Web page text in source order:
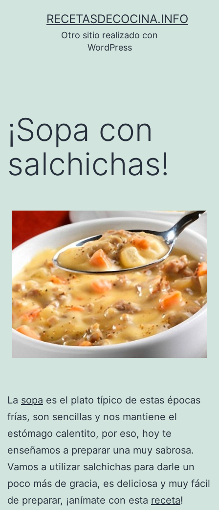
RECETASDECOCINA.INFO
Otro sitio realizado con
WordPress
¡Sopa con
salchichas!
La sopa es el plato típico de estas épocas
frías, son sencillas y nos mantiene el
estómago calentito, por eso, hoy te
enseñamos a preparar una muy sabrosa.
Vamos a utilizar salchichas para darle un
poco más de gracia, es deliciosa y muy fácil
de preparar, ¡anímate con esta receta!